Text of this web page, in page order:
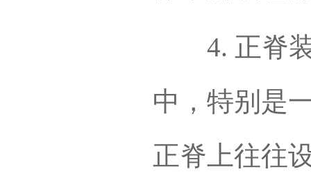
4. 正脊装
中，特别是
正脊上往往